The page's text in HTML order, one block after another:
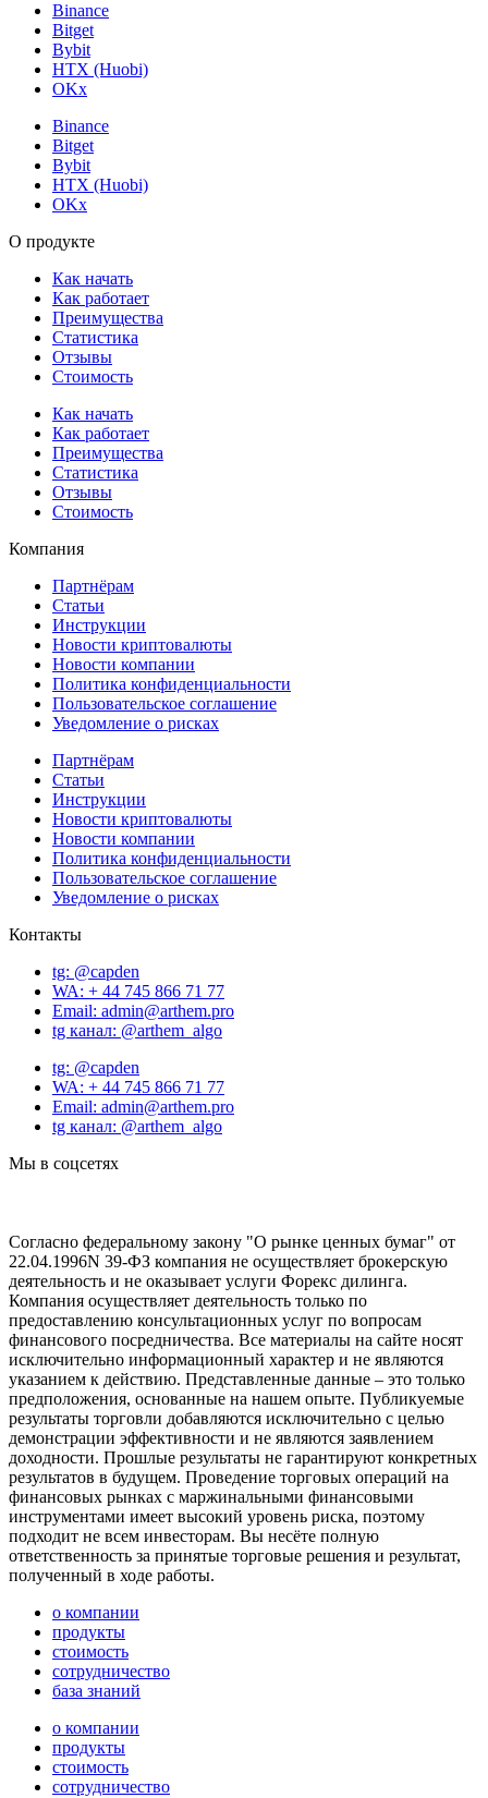
Binance
Bitget
Bybit
HTX (Huobi)
OKx
Binance
Bitget
Bybit
HTX (Huobi)
OKx
О продукте
Как начать
Как работает
Преимущества
Статистика
Отзывы
Стоимость
Как начать
Как работает
Преимущества
Статистика
Отзывы
Стоимость
Компания
Партнёрам
Статьи
Инструкции
Новости криптовалюты
Новости компании
Политика конфиденциальности
Пользовательское соглашение
Уведомление о рисках
Партнёрам
Статьи
Инструкции
Новости криптовалюты
Новости компании
Политика конфиденциальности
Пользовательское соглашение
Уведомление о рисках
Контакты
tg: @capden
WA: + 44 745 866 71 77
Email: admin@arthem.pro
tg канал: @arthem_algo
tg: @capden
WA: + 44 745 866 71 77
Email: admin@arthem.pro
tg канал: @arthem_algo
Мы в соцсетях
Согласно федеральному закону "О рынке ценных бумаг" от
22.04.1996N 39-ФЗ компания не осуществляет брокерскую
деятельность и не оказывает услуги Форекс дилинга.
Компания осуществляет деятельность только по
предоставлению консультационных услуг по вопросам
финансового посредничества. Все материалы на сайте носят
исключительно информационный характер и не являются
указанием к действию. Представленные данные – это только
предположения, основанные на нашем опыте. Публикуемые
результаты торговли добавляются исключительно с целью
демонстрации эффективности и не являются заявлением
доходности. Прошлые результаты не гарантируют конкретных
результатов в будущем. Проведение торговых операций на
финансовых рынках с маржинальными финансовыми
инструментами имеет высокий уровень риска, поэтому
подходит не всем инвесторам. Вы несёте полную
ответственность за принятые торговые решения и результат,
полученный в ходе работы.
о компании
продукты
стоимость
сотрудничество
база знаний
о компании
продукты
стоимость
сотрудничество